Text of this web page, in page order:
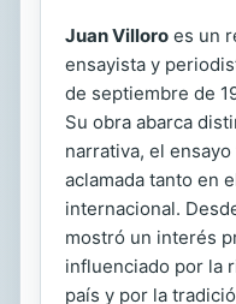
Juan Villoro es un
ensayista y
de septiembre de
Su obra abarca
narrativa, el
aclamada tanto en
internacional.
mostró un interés
influenciado por la
país y por la